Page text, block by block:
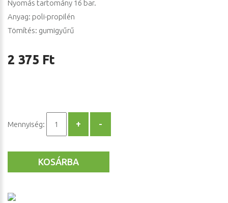
Nyomás tartomány 16 bar.
Anyag: poli-propilén
Tömítés: gumigyűrű
2 375 Ft
Mennyiség:
KOSÁRBA